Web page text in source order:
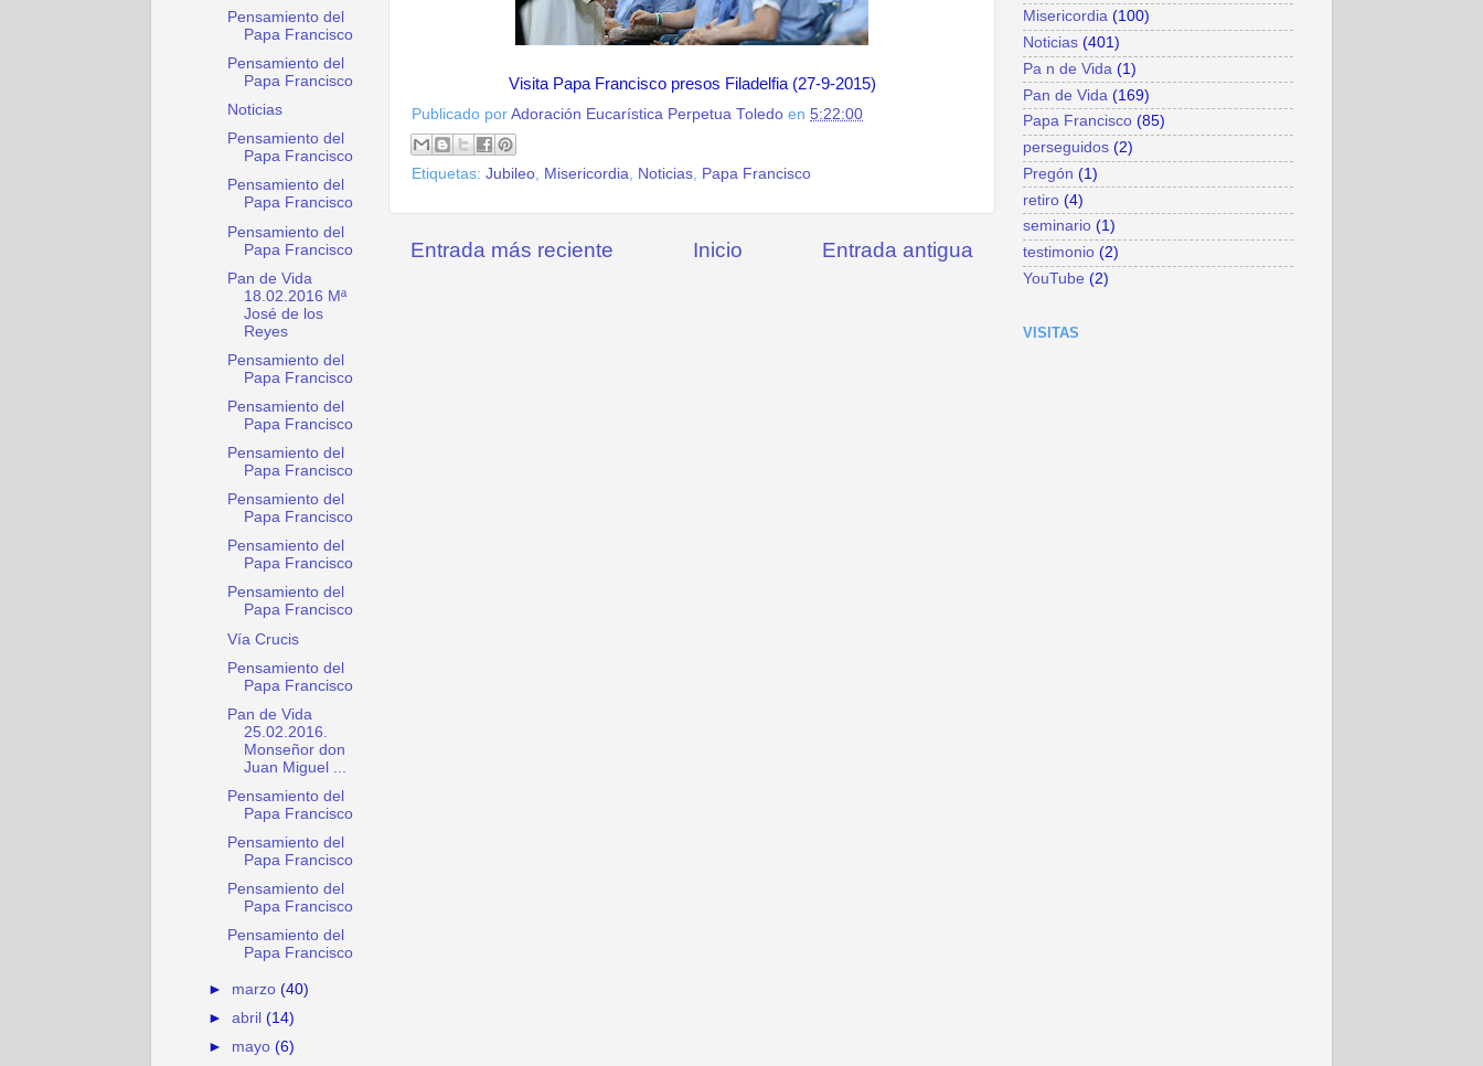
Visita Papa Francisco presos Filadelfia (27-9-2015)
Publicado por Adoración Eucarística Perpetua Toledo en 5:22:00
Etiquetas: Jubileo Misericordia Noticias Papa Francisco
Entrada más reciente Entrada antigua
Inicio
Pensamiento del
Papa Francisco
Pensamiento del
Papa Francisco
Noticias
Pensamiento del
Papa Francisco
Pensamiento del
Papa Francisco
Pensamiento del
Papa Francisco
Pan de Vida
18.02.2016 Mª
José de los
Reyes
Pensamiento del
Papa Francisco
Pensamiento del
Papa Francisco
Pensamiento del
Papa Francisco
Pensamiento del
Papa Francisco
Pensamiento del
Papa Francisco
Pensamiento del
Papa Francisco
Vía Crucis
Pensamiento del
Papa Francisco
Pan de Vida
25.02.2016.
Monseñor don
Juan Miguel ...
Pensamiento del
Papa Francisco
Pensamiento del
Papa Francisco
Pensamiento del
Papa Francisco
Pensamiento del
Papa Francisco
► marzo(40)
►abril(14)
► mayo(6)
Misericordia (100)
Noticias (401)
Pa n de Vida (1)
Pan de Vida (169)
Papa Francisco (85)
perseguidos (2)
Pregón (1)
retiro (4)
seminario (1)
testimonio (2)
YouTube (2)
VISITAS